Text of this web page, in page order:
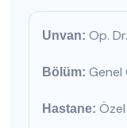
Unvan: Op. Dr.
Bölüm: Genel
Hastane: